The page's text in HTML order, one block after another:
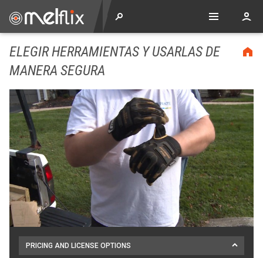
ELEGIR HERRAMIENTAS Y USARLAS DE
MANERA SEGURA
PRICING AND LICENSE OPTIONS